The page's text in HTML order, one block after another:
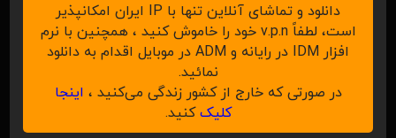
دانلود و تماشای آنلاین تنها با IP ایران امکانپذیر
است، لطفاً v.p.n خود را خاموش کنید ، همچنین با نرم
افزار IDM در رایانه و ADM در موبایل اقدام به دانلود
نمائید.
در صورتی که خارج از کشور زندگی می‌کنید ، اینجا
کلیککنید.